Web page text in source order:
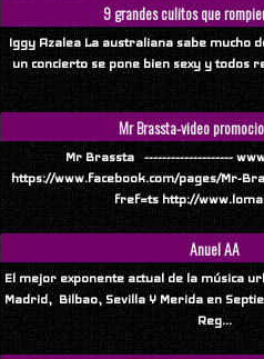
9 grandes culitos que
Iggy Azalea La australiana sabe mucho
un concierto se pone bien sexy y todos
Mr Brassta-video
Mr Brassta --------------------
https://www.facebook.com/pages/Mr-
fref=ts http://
Anuel AA
El mejor exponente actual de la música
Madrid, Bilbao, Sevilla Y Merida en
Reg...